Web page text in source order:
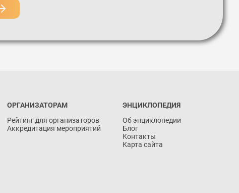
ОРГАНИЗАТОРАМ
Рейтинг для организаторов
Аккредитация мероприятий
ЭНЦИКЛОПЕДИЯ
Об энциклопедии
Блог
Контакты
Карта сайта